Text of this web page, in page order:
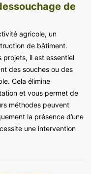
de
agricole, un
de bâtiment.
projets, il est essentiel
des souches ou des
Cela élimine
et vous permet de
méthodes peuvent
la présence d’une
une intervention